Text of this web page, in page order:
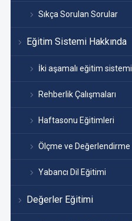
Sıkça Sorulan Sorular
Eğitim Sistemi Hakkında
İki aşamalı eğitim sistemi
Rehberlik Çalışmaları
Haftasonu Eğitimleri
Ölçme ve Değerlendirme
Yabancı Dil Eğitimi
Değerler Eğitimi